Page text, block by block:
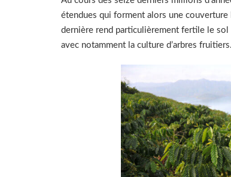
étendues qui forment alors une
dernière rend particulièrement fertile le
avec notamment la culture d’arbres fruitiers.